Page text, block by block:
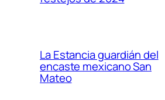
La Estancia guardián del
encaste mexicano San
Mateo